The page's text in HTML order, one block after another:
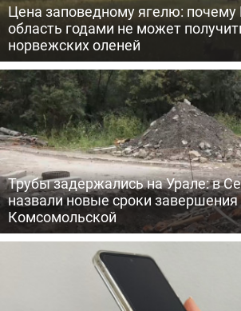
Цена заповедному ягелю:
область годами не может
норвежских оленей
Трубы задержались на Урале: в
назвали новые сроки
Комсомольской